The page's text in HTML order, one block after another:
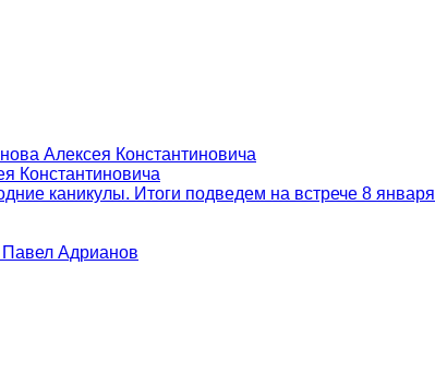
Алексея Константиновича
Константиновича
каникулы. Итоги подведем на встрече 8 января
Павел Адрианов